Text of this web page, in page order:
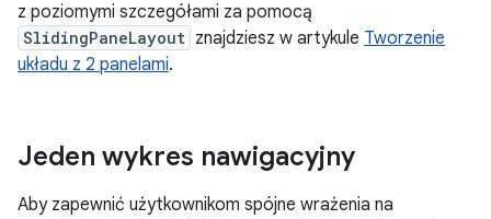
z poziomymi szczegółami za pomocą
SlidingPaneLayout znajdziesz w artykule Tworzenie
układu z 2 panelami.
Jeden wykres nawigacyjny
Aby zapewnić użytkownikom spójne wrażenia na